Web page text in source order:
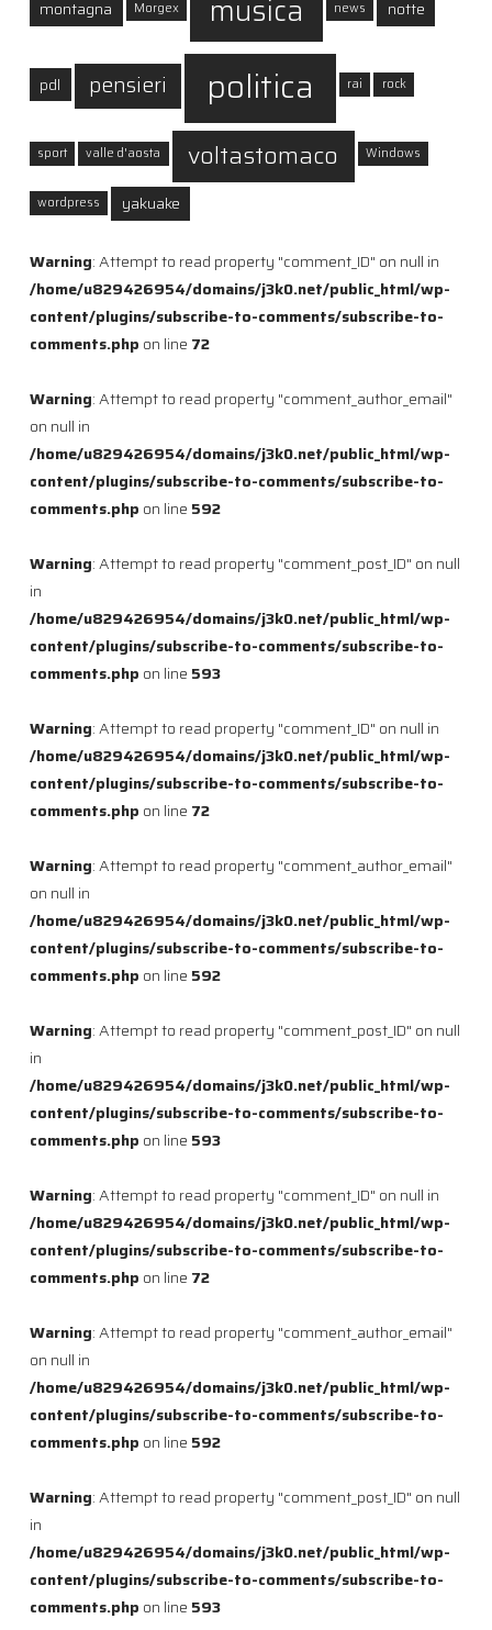
montagna Morgex musica news notte
pdl pensieri politica rai rock
sport valle d'aosta voltastomaco Windows
wordpress yakuake
Warning: Attempt to read property "comment_ID" on null in
/home/u829426954/domains/j3k0.net/public_html/wp-
content/plugins/subscribe-to-comments/subscribe-to-
comments.php on line 72
Warning: Attempt to read property "comment_author_email"
on null in
/home/u829426954/domains/j3k0.net/public_html/wp-
content/plugins/subscribe-to-comments/subscribe-to-
comments.php on line 592
Warning: Attempt to read property "comment_post_ID" on null
in
/home/u829426954/domains/j3k0.net/public_html/wp-
content/plugins/subscribe-to-comments/subscribe-to-
comments.php on line 593
Warning: Attempt to read property "comment_ID" on null in
/home/u829426954/domains/j3k0.net/public_html/wp-
content/plugins/subscribe-to-comments/subscribe-to-
comments.php on line 72
Warning: Attempt to read property "comment_author_email"
on null in
/home/u829426954/domains/j3k0.net/public_html/wp-
content/plugins/subscribe-to-comments/subscribe-to-
comments.php on line 592
Warning: Attempt to read property "comment_post_ID" on null
in
/home/u829426954/domains/j3k0.net/public_html/wp-
content/plugins/subscribe-to-comments/subscribe-to-
comments.php on line 593
Warning: Attempt to read property "comment_ID" on null in
/home/u829426954/domains/j3k0.net/public_html/wp-
content/plugins/subscribe-to-comments/subscribe-to-
comments.php on line 72
Warning: Attempt to read property "comment_author_email"
on null in
/home/u829426954/domains/j3k0.net/public_html/wp-
content/plugins/subscribe-to-comments/subscribe-to-
comments.php on line 592
Warning: Attempt to read property "comment_post_ID" on null
in
/home/u829426954/domains/j3k0.net/public_html/wp-
content/plugins/subscribe-to-comments/subscribe-to-
comments.php on line 593